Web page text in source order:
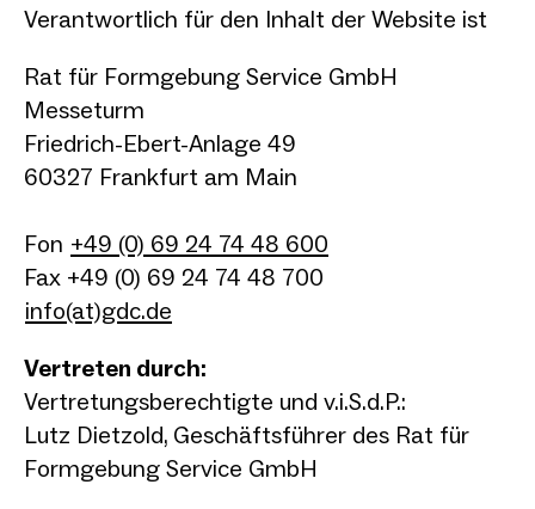
Verantwortlich für den Inhalt der Website ist
Rat für Formgebung Service GmbH
Messeturm
Friedrich-Ebert-Anlage 49
60327 Frankfurt am Main
Fon +49 (0) 69 24 74 48 600
Fax +49 (0) 69 24 74 48 700
info(at)gdc.de
Vertreten durch:
Vertretungsberechtigte und v.i.S.d.P.:
Lutz Dietzold, Geschäftsführer des Rat für
Formgebung Service GmbH